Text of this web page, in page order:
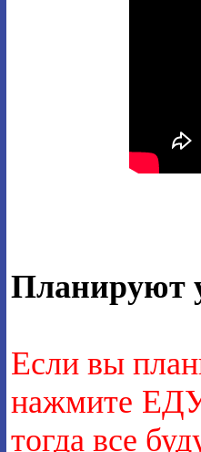
Планируют
Если вы
нажмите
тогда все